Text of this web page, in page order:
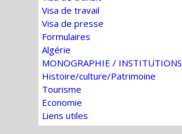
Visa de travail
Visa de presse
Formulaires
Algérie
MONOGRAPHIE / INSTITUTIONS
Histoire/culture/Patrimoine
Tourisme
Economie
Liens utiles